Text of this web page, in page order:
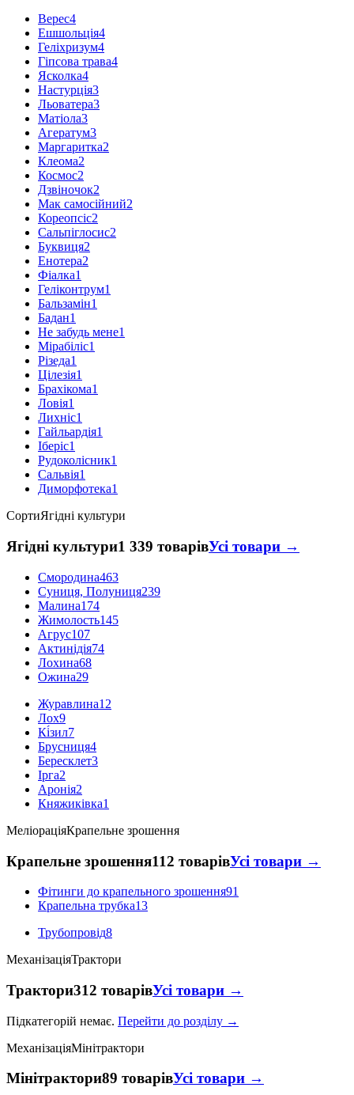
Верес4
Ешшольція4
Геліхризум4
Гіпсова трава4
Ясколка4
Настурція3
Льоватера3
Матіола3
Агератум3
Маргаритка2
Клеома2
Космос2
Дзвіночок2
Мак самосійний2
Кореопсіс2
Сальпіглосис2
Буквиця2
Енотера2
Фіалка1
Геліконтрум1
Бальзамін1
Бадан1
Не забудь мене1
Мірабіліс1
Різеда1
Цілезія1
Брахікома1
Ловія1
Лихніс1
Гайльардія1
Іберіс1
Рудоколісник1
Сальвія1
Диморфотека1
СортиЯгідні культури
Ягідні культури1 339 товарівУсі товари →
Смородина463
Суниця, Полуниця239
Малина174
Жимолость145
Агрус107
Актинідія74
Лохина68
Ожина29
Журавлина12
Лох9
Кі́зил7
Брусниця4
Бересклет3
Ірга2
Аронія2
Княжиківка1
МеліораціяКрапельне зрошення
Крапельне зрошення112 товарівУсі товари →
Фітинги до крапельного зрошення91
Крапельна трубка13
Трубопровід8
МеханізаціяТрактори
Трактори312 товарівУсі товари →
Підкатегорій немає. Перейти до розділу →
МеханізаціяМінітрактори
Мінітрактори89 товарівУсі товари →